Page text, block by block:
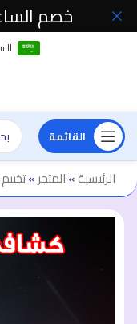
القائمة
الرئيسية»المتجر»تخييم
خصم